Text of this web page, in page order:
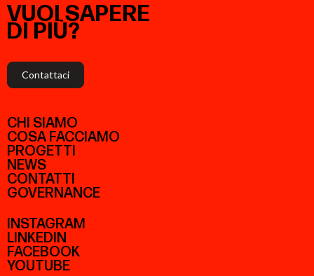
VUOISAPERE
DI PIÙ?
Contattaci
CHI SIAMO
COSA FACCIAMO
PROGETTI
NEWS
CONTATTI
GOVERNANCE
INSTAGRAM
LINKEDIN
FACEBOOK
YOUTUBE